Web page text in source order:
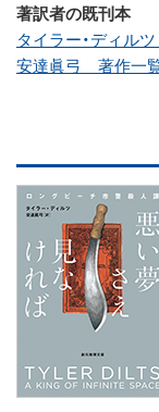
著訳者の既刊本
タイラー・ディル
安達眞弓 著作一